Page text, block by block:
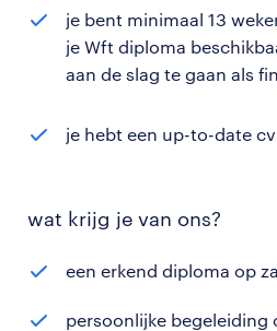
je bent minimaal 13
je Wft diploma
aan de slag te gaan als
je hebt een up-to-date cv
wat krijg je van ons?
een erkend diploma op
persoonlijke begeleiding